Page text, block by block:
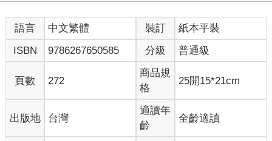
群網站，是「一個人家中的玄關」。
在網路上發文，就如同是在自家玄關上貼滿東西。所以能貼在玄
關大門上的東西，就算貼在網路上也沒問題。而不能貼在大門上
的東西，不只不適合寫在網路上，而是不能寫。
（東洋經濟ONLINE2016．4．6）
小木曾先生這段話，堪稱是網路素養的啟發。
「網路上雖然是匿名，但會因為一些簡單的契機而被鎖定身分。
語言 中文繁體 裝訂
紙本平裝
ISBN
9786267650585 分級 普通級
頁數 272
商品規
格
25開15*21cm
出版地 台灣
適讀年
齡
全齡適讀